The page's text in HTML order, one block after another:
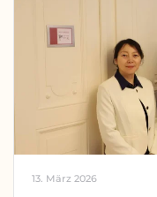
13. März 2026